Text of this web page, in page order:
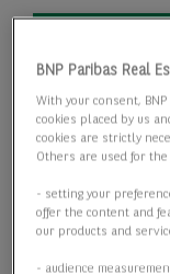
BNP Paribas Real
With your consent,
cookies placed by us
cookies are strictly
Others are used for
- setting your
offer the content and
our products and
- audience